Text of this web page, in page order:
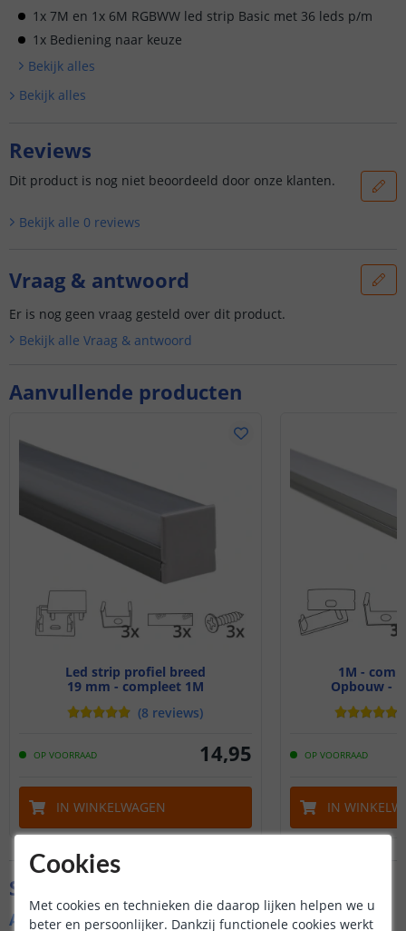
1x 7M en 1x 6M RGBWW led strip Basic met 36 leds p/m
1x Bediening naar keuze
Bekijk alles
Bekijk alles
Aanvullende producten
Led strip profiel breed
19 mm - compleet 1M
(8 reviews)
OP VOORRAAD 14,95
IN WINKELWAGEN
1M -
Opbouw -
OP VOORRAAD
IN
Reviews
Dit product is nog niet beoordeeld door onze klanten.
Bekijk alle 0 reviews
Vraag & antwoord
Er is nog geen vraag gesteld over dit product.
Bekijk alle Vraag & antwoord
Specificaties
Algemene kenmerken
Cookies
Met cookies en technieken die daarop lijken helpen we u
beter en persoonlijker. Dankzij functionele cookies werkt